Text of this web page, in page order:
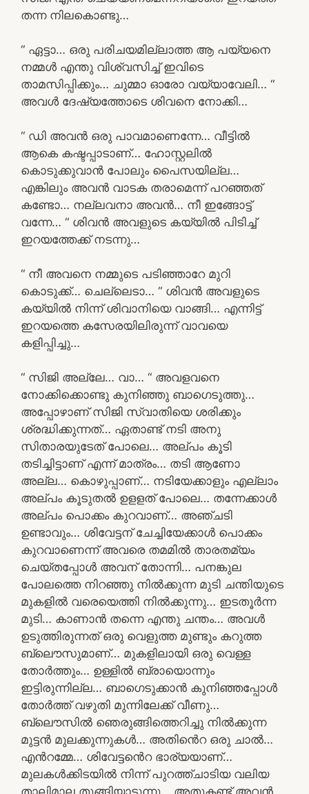
തന്ന നിലകൊണ്ടു…
“ ഏട്ടാ… ഒരു പരിചയമില്ലാത്ത ആ പയ്യനെ
നമ്മൾ എന്തു വിശ്വസിച്ച് ഇവിടെ
താമസിപ്പിക്കും… ചുമ്മാ ഓരോ വയ്യാവേലി… “
അവൾ ദേഷ്യത്തോടെ ശിവനെ നോക്കി…
“ ഡി അവൻ ഒരു പാവമാണെന്നേ… വീട്ടിൽ
ആകെ കഷ്ടപ്പാടാണ്… ഹോസ്റ്റലിൽ
കൊടുക്കുവാൻ പോലും പൈസയില്ല…
എങ്കിലും അവൻ വാടക തരാമെന്ന് പറഞ്ഞത്
കണ്ടോ… നല്ലവനാ അവൻ… നീ ഇങ്ങോട്ട്
വന്നേ… “ ശിവൻ അവളുടെ കയ്യിൽ പിടിച്ച്
ഇറയത്തേക്ക് നടന്നു…
“ നീ അവനെ നമ്മുടെ പടിഞ്ഞാറേ മുറി
കൊടുക്ക്… ചെല്ലെടാ… “ ശിവൻ അവളുടെ
കയ്യിൽ നിന്ന് ശിവാനിയെ വാങ്ങി… എന്നിട്ട്
ഇറയത്തെ കസേരയിലിരുന്ന് വാവയെ
കളിപ്പിച്ചു…
“ സിജി അല്ലേ… വാ… “ അവളവനെ
നോക്കിക്കൊണ്ടു കുനിഞ്ഞു ബാഗെടുത്തു…
അപ്പോഴാണ് സിജി സ്വാതിയെ ശരിക്കും
ശ്രദ്ധിക്കുന്നത്… ഏതാണ്ട് നടി അനു
സിതാരയുടേത് പോലെ… അല്പം കൂടി
തടിച്ചിട്ടാണ് എന്ന് മാത്രം… തടി ആണോ
അല്ല… കൊഴുപ്പാണ്… നടിയേക്കാളും എല്ലാം
അല്പം കൂടുതൽ ഉളളത് പോലെ… തന്നേക്കാൾ
അല്പം പൊക്കം കുറവാണ്… അഞ്ചടി
ഉണ്ടാവും… ശിവേട്ടന് ചേച്ചിയേക്കാൾ പൊക്കം
കുറവാണെന്ന് അവരെ തമമിൽ താരതമ്യം
ചെയ്തപ്പോൾ അവന് തോന്നി… പനങ്കുല
പോലത്തെ നിറഞ്ഞു നിൽക്കുന്ന മുടി ചന്തിയുടെ
മുകളിൽ വരെയെത്തി നിൽക്കുന്നു… ഇടതൂർന്ന
മുടി… കാണാൻ തന്നെ എന്തു ചന്തം… അവൾ
ഉടുത്തിരുന്നത് ഒരു വെളുത്ത മുണ്ടും കറുത്ത
ബ്ലൌസുമാണ്… മുകളിലായി ഒരു വെള്ള
തോർത്തും… ഉള്ളിൽ ബ്രായൊന്നും
ഇട്ടിരുന്നില്ല… ബാഗെടുക്കാൻ കുനിഞ്ഞപ്പോൾ
തോർത്ത് വഴുതി മുന്നിലേക്ക് വീണു…
ബ്ലൌസിൽ ഞെരുങ്ങിത്തെറിച്ചു നിൽക്കുന്ന
മുട്ടൻ മുലക്കുന്നുകൾ… അതിൻെറ ഒരു ചാൽ…
എൻറമ്മേ… ശിവേട്ടൻെറ ഭാര്യയാണ്…
മുലകൾക്കിടയിൽ നിന്ന് പുറത്ത്ചാടിയ വലിയ
താലിമാല തൂങ്ങിയാടുന്നു… അതുകണ്ട് അവൻ